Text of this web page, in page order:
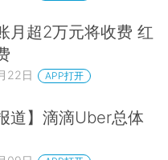
月超2万元将收费 红
22日 APP打开
道】滴滴Uber总体